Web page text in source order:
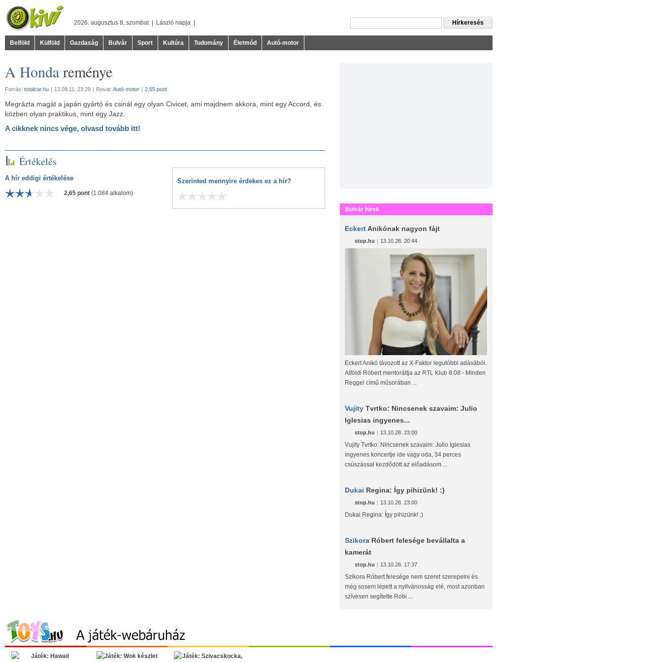
2026. augusztus 8, szombat | László napja |
Belföld Külföld Gazdaság Bulvár Sport Kultúra Tudomány Életmód Autó-motor
A Hondareménye
Forrás: totalcar.hu | 13.08.11. 23:29 | Rovat: Autó-motor | 2,65 pont
Megrázta magát a japán gyártó és csinál egy olyan Civicet, ami majdnem akkora, mint egy Accord, és
közben olyan praktikus, mint egy Jazz.
A cikknek nincs vége, olvasd tovább itt!
Értékelés
A hír eddigi értékelése
2,65 pont (1.084 alkalom)
Szerinted mennyire érdekes ez a hír?
Bulvár hírek
EckertAnikónak nagyon fájt
stop.hu | 13.10.28. 20:44
Eckert Anikó távozott az X-Faktor legutóbbi adásából.
Alföldi Róbert mentoráltja az RTL Klub 8:08 - Minden
Reggel című műsorában ...
Vujity Tvrtko: Nincsenek szavaim: Julio
Iglesias ingyenes...
stop.hu | 13.10.28. 23:00
Vujity Tvrtko: Nincsenek szavaim: Julio Iglesias
ingyenes koncertje ide vagy oda, 34 perces
csúszással kezdődött az előadásom ...
Dukai Regina: Így pihizünk! :)
stop.hu | 13.10.28. 23:00
Dukai Regina: Így pihizünk! :)
Szikora Róbert felesége bevállalta a
kamerát
stop.hu | 13.10.28. 17:37
Szikora Róbert felesége nem szeret szerepelni és
még sosem lépett a nyilvánosság elé, most azonban
szívesen segítette Robi ...